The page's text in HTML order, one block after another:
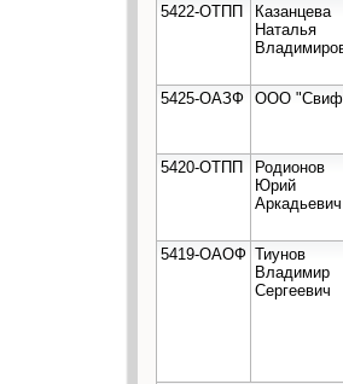
5422-ОТПП
Казанцева
Наталья
5425-ОАЗФ ООО
5420-ОТПП
Родионов
Юрий
Аркадьевич
5419-ОАОФ Тиунов
Владимир
Сергеевич